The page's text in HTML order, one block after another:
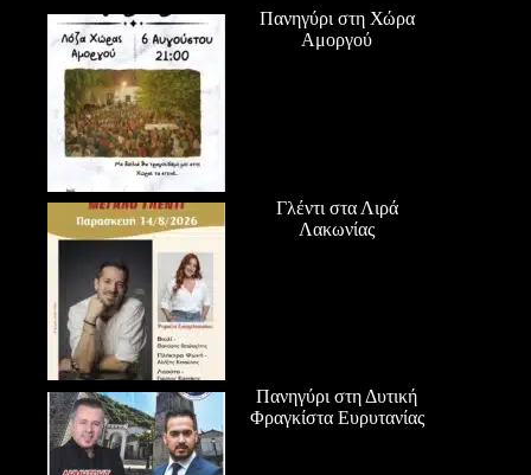
Πανηγύρι στη Χώρα
Αμοργού
Γλέντι στα Λιρά
Λακωνίας
Πανηγύρι στη Δυτική
Φραγκίστα Ευρυτανίας